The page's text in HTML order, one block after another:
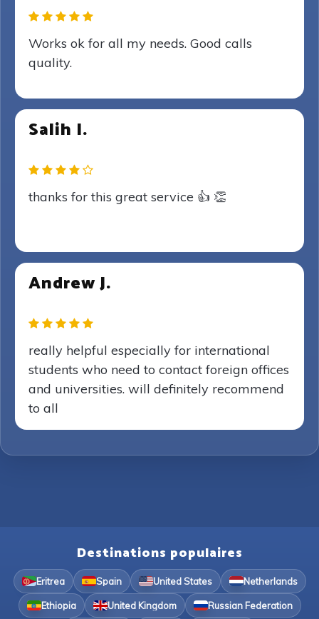
Works ok for all my needs. Good calls
quality.
Salih I.
thanks for this great service 👍 👏
Andrew J.
really helpful especially for international
students who need to contact foreign offices
and universities. will definitely recommend
to all
Destinations populaires
Eritrea Spain United States Netherlands
Ethiopia United Kingdom Russian Federation